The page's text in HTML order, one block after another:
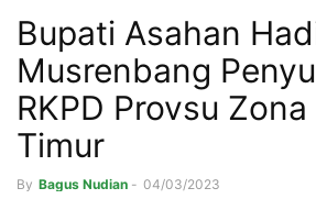
Bupati Asahan
Musrenbang
RKPD Provsu
Timur
By Bagus Nudian - 04/03/2023